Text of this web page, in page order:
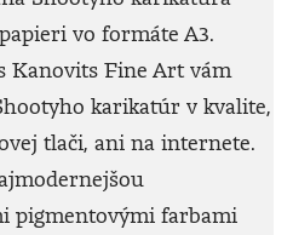
vo formáte A3.
Kanovits Fine Art vám
karikatúr v kvalite,
tlači, ani na internete.
pigmentovými farbami